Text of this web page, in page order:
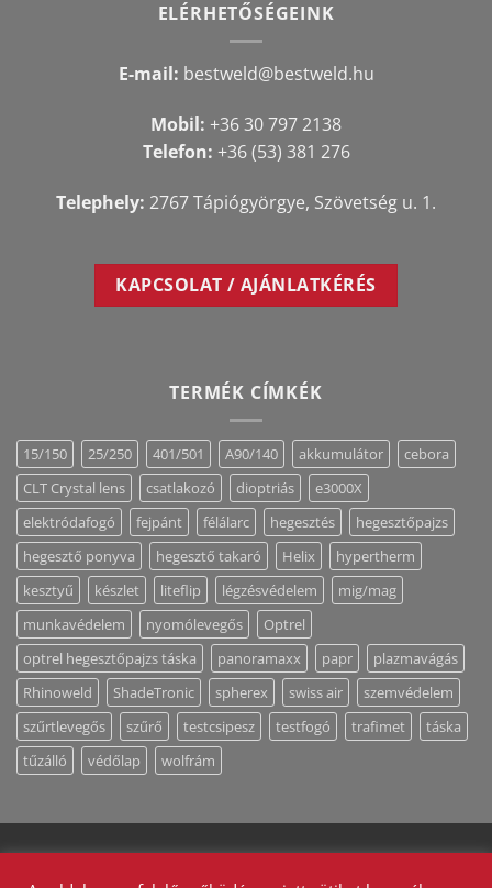
ELÉRHETŐSÉGEINK
E-mail: bestweld@bestweld.hu
Mobil: +36 30 797 2138
Telefon: +36 (53) 381 276
Telephely: 2767 Tápiógyörgye, Szövetség u. 1.
KAPCSOLAT / AJÁNLATKÉRÉS
TERMÉK CÍMKÉK
15/150 25/250 401/501 A90/140 akkumulátor
cebora
CLT Crystal lens
csatlakozó dioptriás
e3000X
elektródafogó
fejpánt félálarc hegesztés
hegesztőpajzs
hegesztő ponyva
hegesztő takaró Helix
hypertherm
kesztyű
készlet liteflip légzésvédelem
mig/mag
munkavédelem
nyomólevegős
Optrel
optrel hegesztőpajzs táska
panoramaxx papr
plazmavágás
Rhinoweld
ShadeTronic spherex swiss air
szemvédelem
szűrtlevegős
szűrő testcsipesz testfogó trafimet
táska
tűzálló
védőlap wolfrám